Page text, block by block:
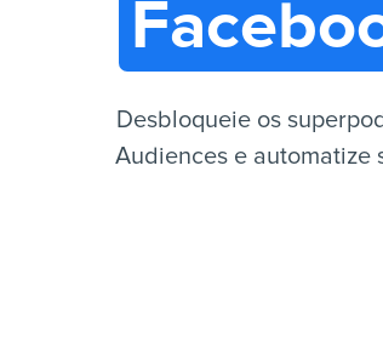
Desbloqueie os
Audiences e automatize